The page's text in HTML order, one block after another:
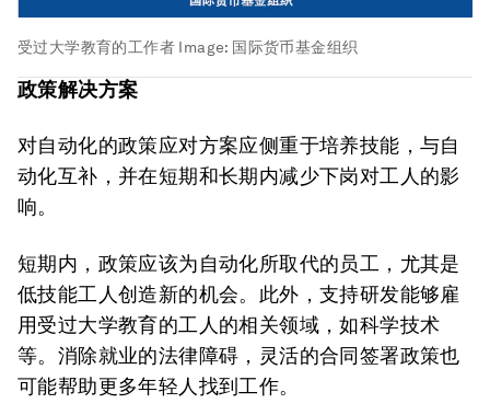
受过大学教育的工作者 Image: 国际货币基金组织
政策解决方案
对自动化的政策应对方案应侧重于培养技能，与自
动化互补，并在短期和长期内减少下岗对工人的影
响。
短期内，政策应该为自动化所取代的员工，尤其是
低技能工人创造新的机会。此外，支持研发能够雇
用受过大学教育的工人的相关领域，如科学技术
等。消除就业的法律障碍，灵活的合同签署政策也
可能帮助更多年轻人找到工作。